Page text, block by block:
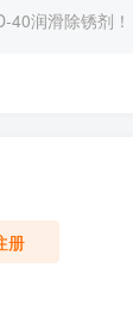
40润滑除锈剂！
册